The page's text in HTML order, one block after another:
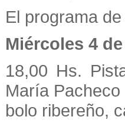
El programa
Miércoles 4
18,00 Hs.
María
bolo ribereño,